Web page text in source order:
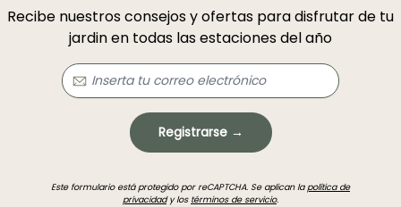
Recibe nuestros consejos y ofertas para disfrutar de tu
jardin en todas las estaciones del año
Registrarse →
Este formulario está protegido por reCAPTCHA. Se aplican lapolítica de
privacidady los términos de servicio.